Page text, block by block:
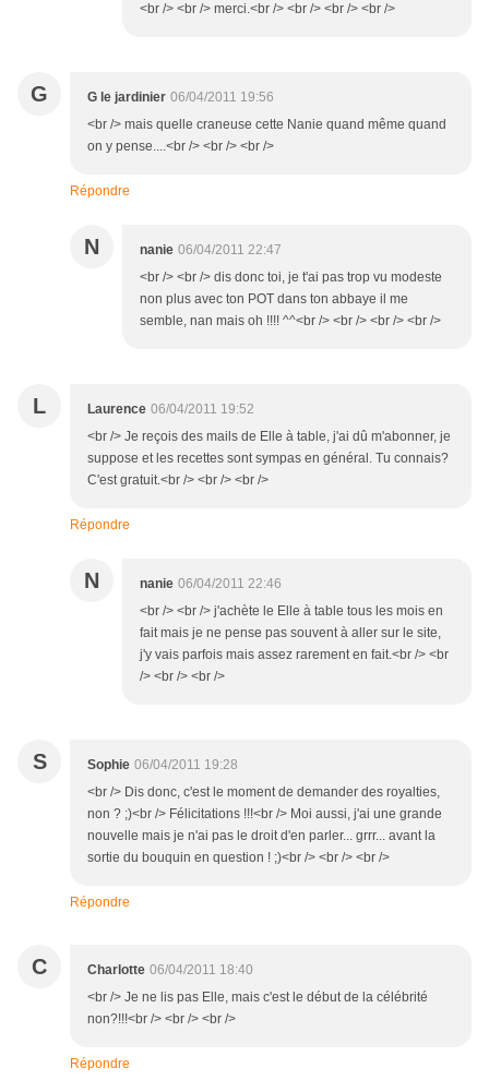
<br /> <br /> merci.<br /> <br /> <br /> <br />
G G le jardinier 06/04/2011 19:56
<br /> mais quelle craneuse cette Nanie quand même quand
on y pense....<br /> <br /> <br />
Répondre
N nanie 06/04/2011 22:47
<br /> <br /> dis donc toi, je t'ai pas trop vu modeste
non plus avec ton POT dans ton abbaye il me
semble, nan mais oh !!!! ^^<br /> <br /> <br /> <br />
L Laurence 06/04/2011 19:52
<br /> Je reçois des mails de Elle à table, j'ai dû m'abonner, je
suppose et les recettes sont sympas en général. Tu connais?
C'est gratuit.<br /> <br /> <br />
Répondre
N nanie 06/04/2011 22:46
<br /> <br /> j'achète le Elle à table tous les mois en
fait mais je ne pense pas souvent à aller sur le site,
j'y vais parfois mais assez rarement en fait.<br /> <br
/> <br /> <br />
S Sophie 06/04/2011 19:28
<br /> Dis donc, c'est le moment de demander des royalties,
non ? ;)<br /> Félicitations !!!<br /> Moi aussi, j'ai une grande
nouvelle mais je n'ai pas le droit d'en parler... grrr... avant la
sortie du bouquin en question ! ;)<br /> <br /> <br />
Répondre
C Charlotte 06/04/2011 18:40
<br /> Je ne lis pas Elle, mais c'est le début de la célébrité
non?!!!<br /> <br /> <br />
Répondre